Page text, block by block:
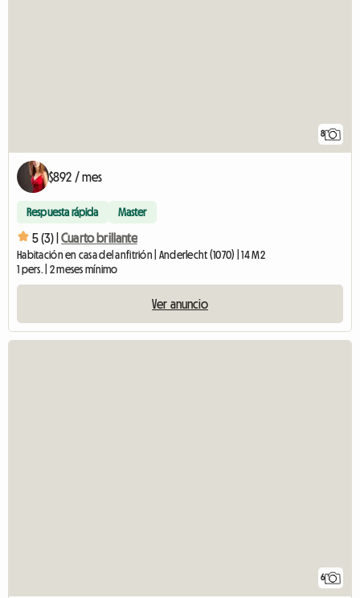
8
$892 / mes
Respuesta rápida Master
5 (3) | Cuarto brillante
Habitación en casa del anfitrión | Anderlecht (1070) | 14 M2
1 pers. | 2 meses mínimo
Ver anuncio
6